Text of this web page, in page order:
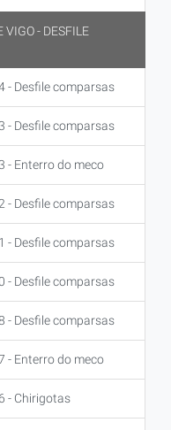
VIGO - DESFILE
- Desfile comparsas
- Desfile comparsas
- Enterro do meco
- Desfile comparsas
- Desfile comparsas
- Desfile comparsas
- Desfile comparsas
- Enterro do meco
- Chirigotas